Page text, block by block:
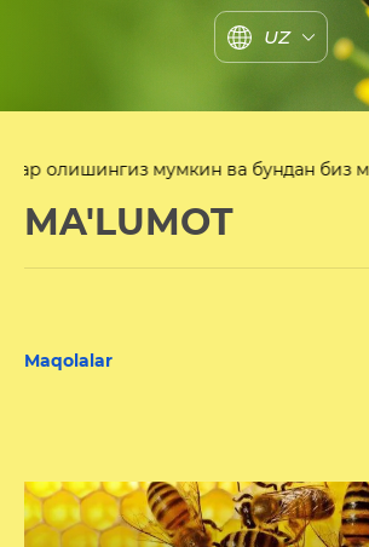
UZ
мумкин ва бундан биз мамнунмиз
MA'LUMOT
Maqolalar